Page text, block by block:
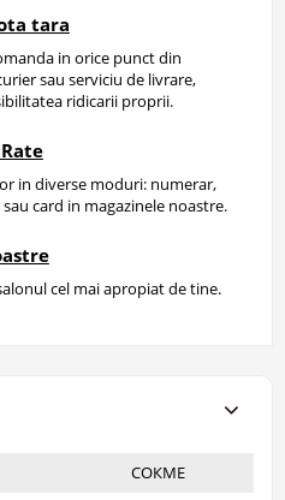
tara
in orice punct din
sau serviciu de livrare,
ridicarii proprii.
in diverse moduri: numerar,
card in magazinele noastre.
cel mai apropiat de tine.
СОКМЕ